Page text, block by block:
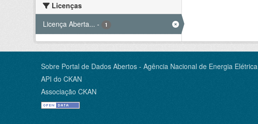
Licenças
Licença Aberta... - 1
Sobre Portal de Dados Abertos - Agência Nacional de Energia Elétrica
API do CKAN
Associação CKAN